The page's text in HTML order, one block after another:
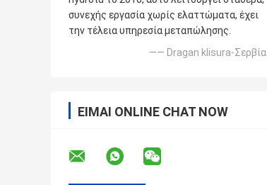
συνεχής εργασία χωρίς ελαττώματα, έχει
την τέλεια υπηρεσία μεταπώλησης.
—— Dragan klisura-Σερβία
ΕΊΜΑΙ ONLINE CHAT NOW